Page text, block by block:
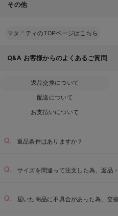
その他
マタニティのTOPページはこちら
Q&A お客様からのよくあるご質問
返品交換について
配送について
お支払いについて
返品条件はありますか？
サイズを間違って注文した為、返品
届いた商品に不具合があった為、交